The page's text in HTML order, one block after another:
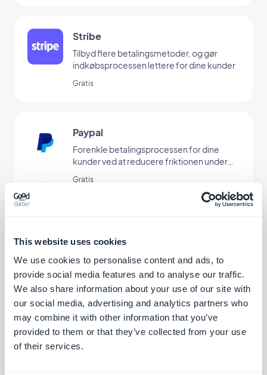
This website uses cookies
We use cookies to personalise content and ads, to
provide social media features and to analyse our traffic.
We also share information about your use of our site with
our social media, advertising and analytics partners who
may combine it with other information that you’ve
provided to them or that they’ve collected from your use
of their services.
Stribe
Tilbyd flere betalingsmetoder, og gør
indkøbsprocessen lettere for dine kunder
Gratis
Paypal
Forenkle betalingsprocessen for dine
kunder ved at reducere friktionen under
Gratis
Tilbyd flere betalingsmetoder i din butik
med Stripe Extended
Gratis
Bancontact